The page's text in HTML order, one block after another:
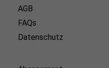
AGB
FAQs
Datenschutz